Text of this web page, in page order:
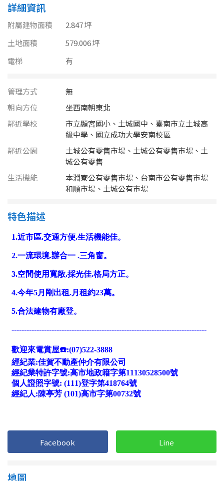
雲林縣
台南市
高雄市
屏東縣
花蓮縣
金門連江
坪數
不拘
40~50 坪
60~70 坪 70~80 坪
80坪以上
~ 坪
樓層
不拘
1樓
5~10樓
~
格局
2房
詳細資訊
附屬建物面積
2.847 坪
土地面積
579.006 坪
電梯
有
管理方式
無
朝向方位
坐西南朝東北
鄰近學校
市立顯宮國小、土城國中、臺南市立土城高
級中學、國立成功大學安南校區
鄰近公園
土城公有零售市場、土城公有零售市場、土
城公有零售
生活機能
本淵寮公有零售市場、台南市公有零售市場
和順市場、土城公有市場
特色描述
Facebook Line
地圖